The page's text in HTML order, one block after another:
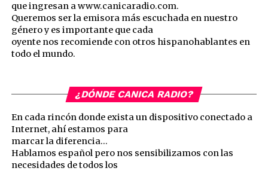
que ingresan a www.canicaradio.com.
Queremos ser la emisora más escuchada en nuestro
género y es importante que cada
oyente nos recomiende con otros hispanohablantes en
todo el mundo.
¿DÓNDE CANICA RADIO?
En cada rincón donde exista un dispositivo conectado a
Internet, ahí estamos para
marcar la diferencia…
Hablamos español pero nos sensibilizamos con las
necesidades de todos los